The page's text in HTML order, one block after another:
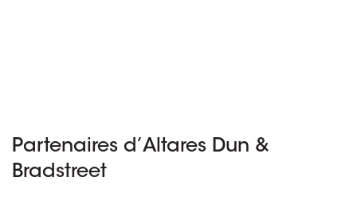
Partenaires d’Altares Dun &
Bradstreet